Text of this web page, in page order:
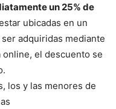
un 25% de
ubicadas en un
adquiridas mediante
online, el descuento se
los y las menores de